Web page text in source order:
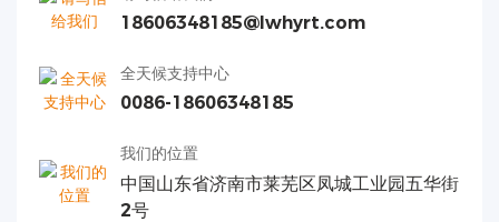
18606348185@lwhyrt.com
全天候支持中心
0086-18606348185
我们的位置
中国山东省济南市莱芜区凤城工业园五华街
2号